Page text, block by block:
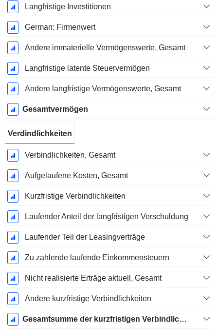
Langfristige Investitionen
German: Firmenwert
Andere immaterielle Vermögenswerte, Gesamt
Langfristige latente Steuervermögen
Andere langfristige Vermögenswerte, Gesamt
Gesamtvermögen
Verdindlichkeiten
Verbindlichkeiten, Gesamt
Aufgelaufene Kosten, Gesamt
Kurzfristige Verbindlichkeiten
Laufender Anteil der langfristigen Verschuldung
Laufender Teil der Leasingverträge
Zu zahlende laufende Einkommensteuern
Nicht realisierte Erträge aktuell, Gesamt
Andere kurzfristige Verbindlichkeiten
Gesamtsumme der kurzfristigen Verbindlichkeiten